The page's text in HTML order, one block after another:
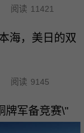
阅读 11421
海，美日的双
阅读 9145
牌军备竞赛\"